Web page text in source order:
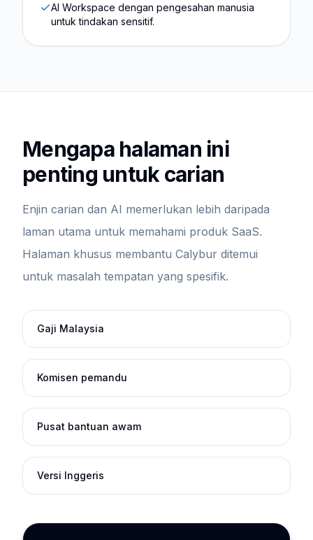
AI Workspace dengan pengesahan manusia
untuk tindakan sensitif.
Mengapa halaman ini
penting untuk carian
Enjin carian dan AI memerlukan lebih daripada
laman utama untuk memahami produk SaaS.
Halaman khusus membantu Calybur ditemui
untuk masalah tempatan yang spesifik.
Gaji Malaysia
Komisen pemandu
Pusat bantuan awam
Versi Inggeris